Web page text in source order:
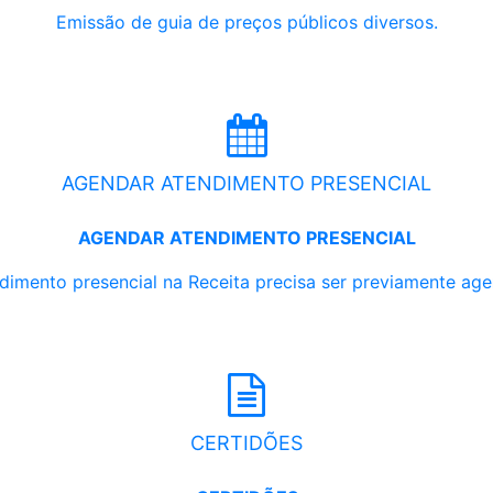
Emissão de guia de preços públicos diversos.
AGENDAR ATENDIMENTO PRESENCIAL
AGENDAR ATENDIMENTO PRESENCIAL
presencial na Receita precisa ser previamente
CERTIDÕES